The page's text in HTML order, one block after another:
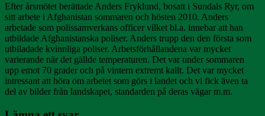
Efter årsmötet berättade Anders Fryklund, bosatt i Sundals Ryr, om
sitt arbete i Afghanistan sommaren och hösten 2010. Anders
arbetade som polissamverkans officer vilket bl.a. innebar att han
utbildade Afghanistanska poliser. Anders trupp den den första som
utbiladade kvinnliga poliser. Arbetsförhållandena var mycket
varierande när det gällde temperaturen. Det var under sommaren
upp emot 70 grader och på vintern extremt kallt. Det var mycket
intressant att höra om arbetet som görs i landet och vi fick även ta
del av bilder från landskapet, standarden på deras vägar m.m.